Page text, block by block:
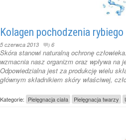
Kolagen pochodzenia
5 czerwca 2013 6
Skóra stanowi naturalną ochronę
wzmacnia nasz organizm oraz wpływa na
Odpowiedzialna jest za produkcję wielu
głównym składnikiem skóry właściwej,
Kategorie: Pielęgnacja ciała Pielęgnacja twarzy